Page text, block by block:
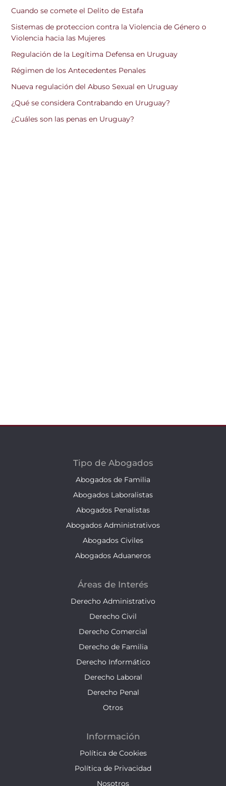
Cuando se comete el Delito de Estafa
Sistemas de proteccion contra la Violencia de Género o
Violencia hacia las Mujeres
Regulación de la Legítima Defensa en Uruguay
Régimen de los Antecedentes Penales
Nueva regulación del Abuso Sexual en Uruguay
¿Qué se considera Contrabando en Uruguay?
¿Cuáles son las penas en Uruguay?
Tipo de Abogados
Abogados de Familia
Abogados Laboralistas
Abogados Penalistas
Abogados Administrativos
Abogados Civiles
Abogados Aduaneros
Áreas de Interés
Derecho Administrativo
Derecho Civil
Derecho Comercial
Derecho de Familia
Derecho Informático
Derecho Laboral
Derecho Penal
Otros
Información
Política de Cookies
Política de Privacidad
Nosotros